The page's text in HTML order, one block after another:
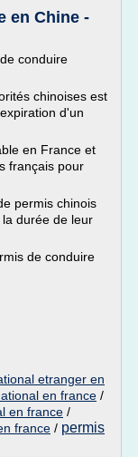
en Chine -
conduire
chinoises est
d'un
en France et
français pour
permis chinois
durée de leur
de conduire
etranger en
en france /
en france /
france / permis